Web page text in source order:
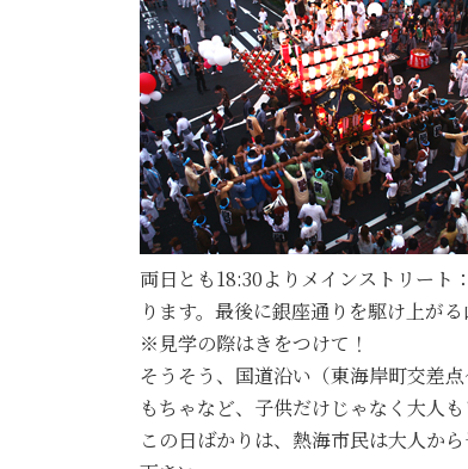
両日とも18:30よりメインストリート
ります。最後に銀座通りを駆け上が
※見学の際はきをつけて！
そうそう、国道沿い（東海岸町交差
もちゃなど、子供だけじゃなく大人
この日ばかりは、熱海市民は大人か